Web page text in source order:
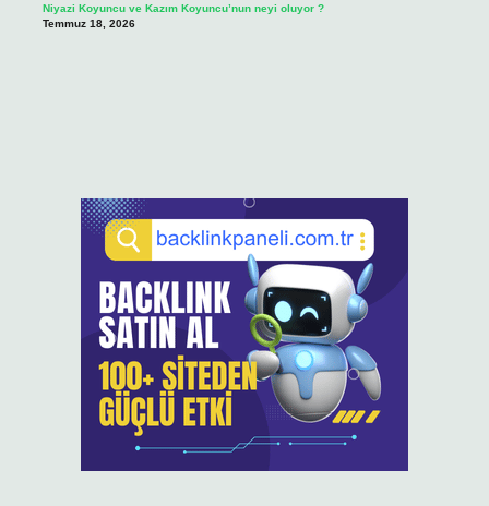
Niyazi Koyuncu ve Kazım Koyuncu’nun neyi oluyor ?
Temmuz 18, 2026